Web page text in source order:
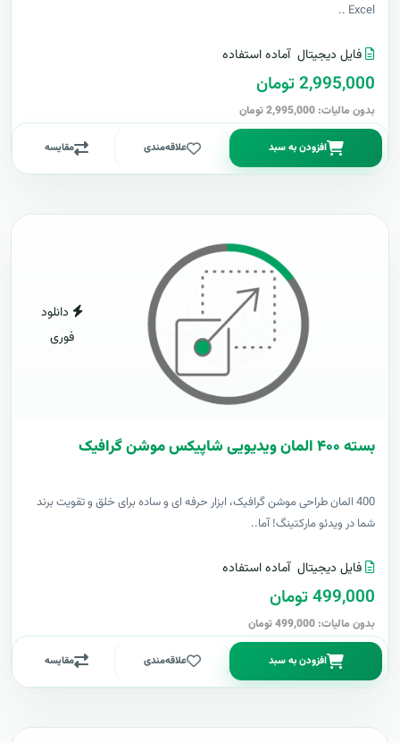
Excel ..
فایل دیجیتال آماده استفاده
2,995,000 تومان
بدون مالیات: 2,995,000 تومان
افزودن به سبد علاقه‌مندی مقایسه
دانلود
فوری
بسته ۴۰۰ المان ویدیویی شاپیکس موشن گرافیک
400 المان طراحی موشن گرافیک، ابزار حرفه ای و ساده برای خلق و تقویت برند
شما در ویدئو مارکتینگ! آما..
فایل دیجیتال آماده استفاده
499,000 تومان
بدون مالیات: 499,000 تومان
افزودن به سبد علاقه‌مندی مقایسه